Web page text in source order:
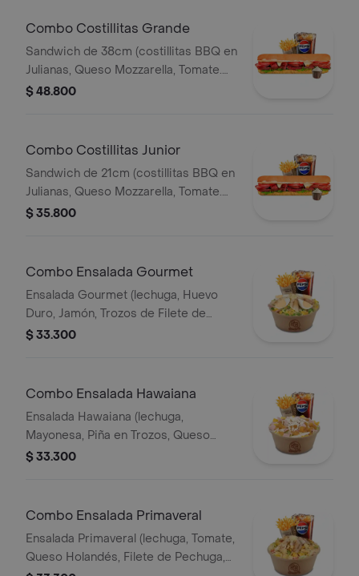
Combo Costillitas Grande
Sandwich de 38cm (costillitas BBQ en
Julianas, Queso Mozzarella, Tomate.
Salsa Bbq, Lechuga y Salsa de Ajo)
$ 48.800
Combo Costillitas Junior
Sandwich de 21cm (costillitas BBQ en
Julianas, Queso Mozzarella, Tomate.
Salsa Bbq, Lechuga y Salsa de Ajo)
$ 35.800
Combo Ensalada Gourmet
Ensalada Gourmet (lechuga, Huevo
Duro, Jamón, Trozos de Filete de
Pechuga, Queso Holandés, Arvejas,
$ 33.300
Combo Ensalada Hawaiana
Ensalada Hawaiana (lechuga,
Mayonesa, Piña en Trozos, Queso
Holandés, Jamón y Pollo) Papas 140gr
$ 33.300
Combo Ensalada Primaveral
Ensalada Primaveral (lechuga, Tomate,
Queso Holandés, Filete de Pechuga,